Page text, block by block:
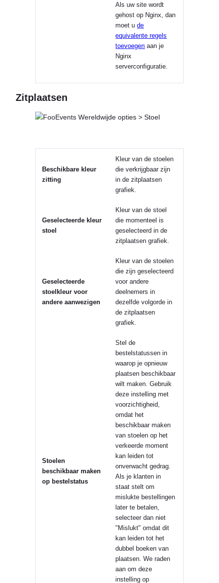
Als uw site wordt
gehost op Nginx, dan
moet ude
equivalente regels
toevoegen aan je
Nginx
serverconfiguratie.
Zitplaatsen
Beschikbare kleur
zitting
Kleur van destoelen
die verkrijgbaar zijn
in dezitplaatsen
grafiek.
Geselecteerde kleur
stoel
Kleur van de stoel
die momenteel is
geselecteerd in de
zitplaatsen grafiek.
Geselecteerde
stoelkleur voor
andere aanwezigen
Kleur van destoelen
die zijn geselecteerd
voor andere
deelnemers in
dezelfde volgorde in
dezitplaatsen
grafiek.
Stoelen
beschikbaar maken
op bestelstatus
Stel de
bestelstatussen in
waarop je opnieuw
plaatsen beschikbaar
wilt maken. Gebruik
deze instelling met
voorzichtigheid,
omdat het
beschikbaar maken
van stoelen op het
verkeerde moment
kan leiden tot
onverwacht gedrag.
Als je klanten in
staat stelt om
mislukte bestellingen
later te betalen,
selecteer dan niet
"Mislukt" omdat dit
kan leiden tot het
dubbel boeken van
plaatsen. We raden
aan om deze
instelling op